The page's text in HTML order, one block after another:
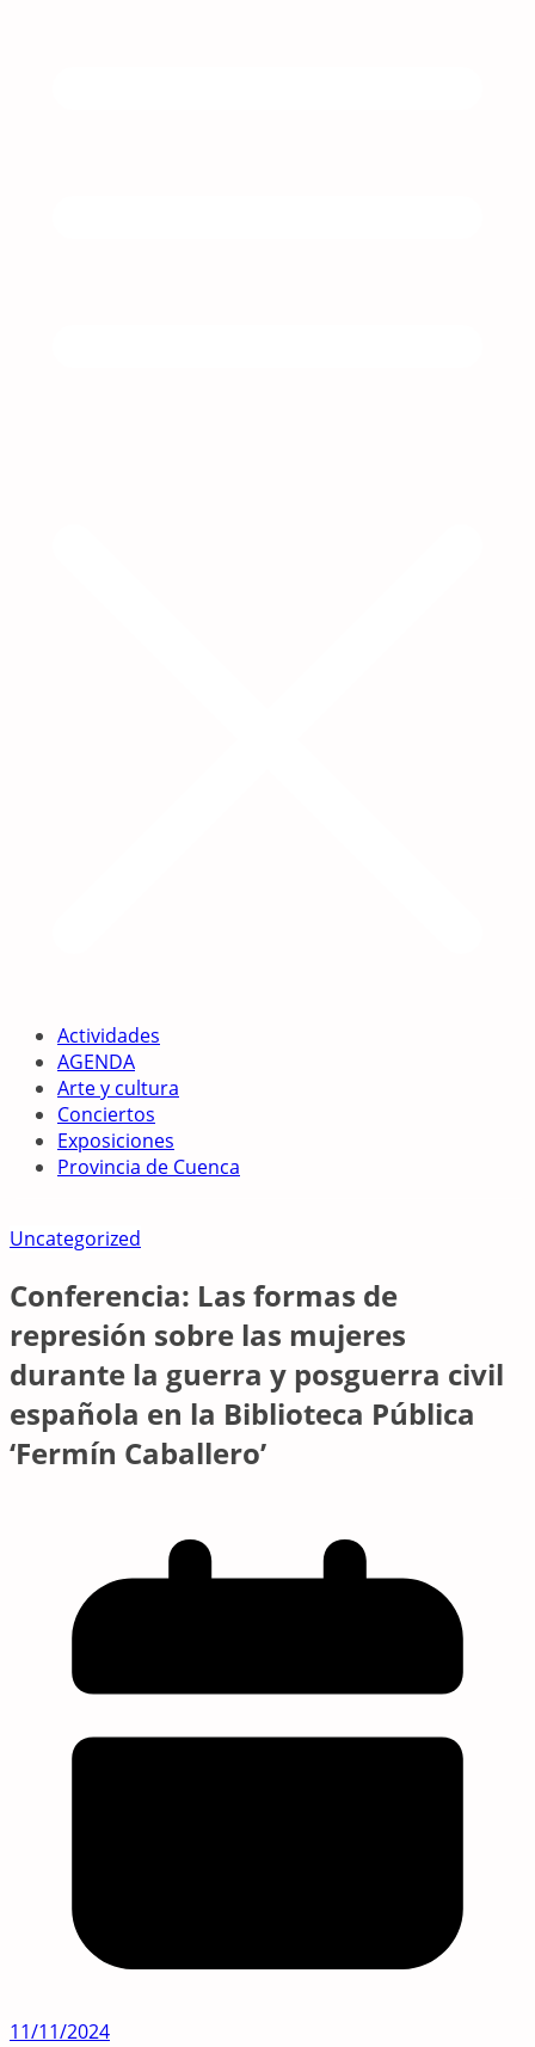
Actividades
AGENDA
Arte y cultura
Conciertos
Exposiciones
Provincia de Cuenca
Uncategorized
Conferencia: Las formas de
represión sobre las mujeres
durante la guerra y posguerra civil
española en la Biblioteca Pública
‘Fermín Caballero’
11/11/2024